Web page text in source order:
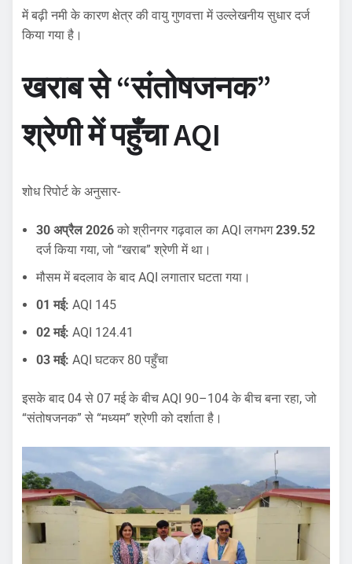
में बढ़ी नमी के कारण क्षेत्र की वायु गुणवत्ता में उल्लेखनीय सुधार दर्ज
किया गया है।
खराब से “संतोषजनक”
श्रेणी में पहुँचा AQI
शोध रिपोर्ट के अनुसार-
30 अप्रैल 2026 को श्रीनगर गढ़वाल का AQI लगभग239.52
दर्ज किया गया, जो “खराब” श्रेणी में था।
मौसम में बदलाव के बाद AQI लगातार घटता गया।
01 मई: AQI 145
02 मई: AQI 124.41
03 मई: AQI घटकर 80 पहुँचा
इसके बाद 04 से 07 मई के बीच AQI 90–104 के बीच बना रहा, जो
“संतोषजनक” से “मध्यम” श्रेणी को दर्शाता है।